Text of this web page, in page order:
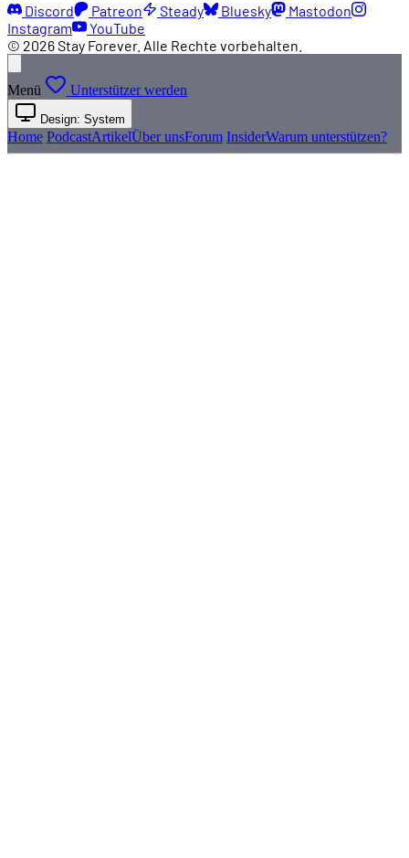
Discord Patreon Steady Bluesky
Mastodon
Instagram
YouTube
© 2026 Stay Forever. Alle Rechte vorbehalten.
Menü Unterstützer werden
Design: System
Home PodcastArtikelÜber unsForum InsiderWarum unterstützen?